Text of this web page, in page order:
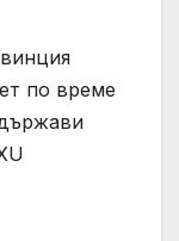
по време